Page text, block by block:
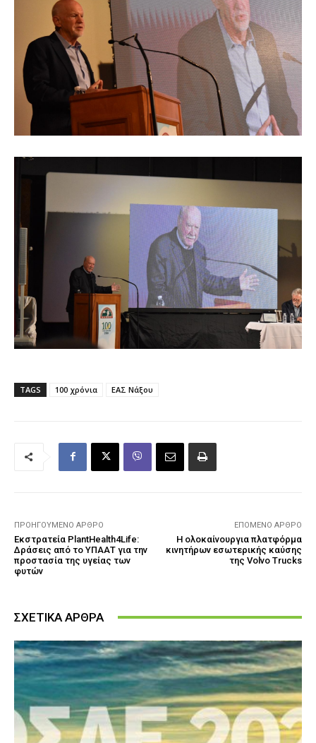
TAGS 100 χρόνια ΕΑΣ Νάξου
ΠΡΟΗΓΟΎΜΕΝΟ ΆΡΘΡΟ
Εκστρατεία PlantHealth4Life:
Δράσεις από το ΥΠΑΑΤ για την
προστασία της υγείας των
φυτών
ΕΠΌΜΕΝΟ ΆΡΘΡΟ
Η ολοκαίνουργια πλατφόρμα
κινητήρων εσωτερικής καύσης
της Volvo Trucks
ΣΧΕΤΙΚΑ ΑΡΘΡΑ